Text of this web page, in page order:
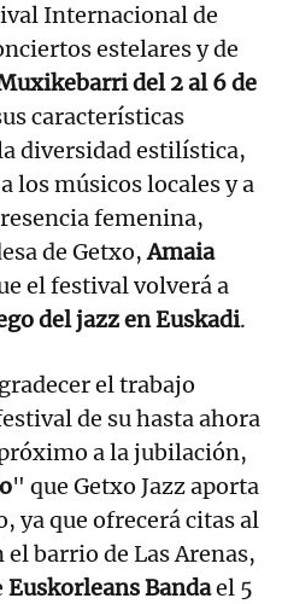
Internacional de
estelares y de
del 2 al 6 de
características
diversidad estilística,
los músicos locales y a
femenina,
de Getxo,Amaia
el festival volverá a
del jazz en Euskadi.
el trabajo
de su hasta ahora
a la jubilación,
" que Getxo Jazz aporta
ya que ofrecerá citas al
barrio de Las Arenas,
Euskorleans Bandael 5